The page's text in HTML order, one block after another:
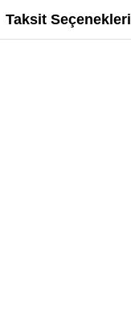
Taksit Seçenekleri